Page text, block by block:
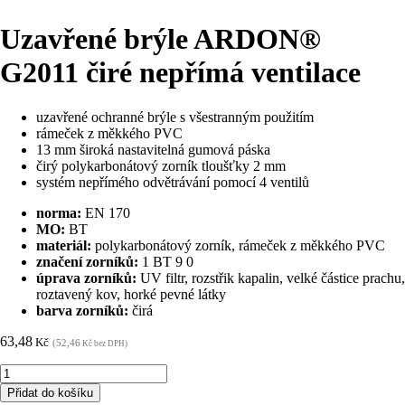
Uzavřené brýle ARDON®
G2011 čiré nepřímá ventilace
uzavřené ochranné brýle s všestranným použitím
rámeček z měkkého PVC
13 mm široká nastavitelná gumová páska
čirý polykarbonátový zorník tloušťky 2 mm
systém nepřímého odvětrávání pomocí 4 ventilů
norma: EN 170
MO: BT
materiál: polykarbonátový zorník, rámeček z měkkého PVC
značení zorníků: 1 BT 9 0
úprava zorníků: UV filtr, rozstřik kapalin, velké částice prachu,
roztavený kov, horké pevné látky
barva zorníků: čirá
63,48 Kč (52,46 Kč bez DPH)
Uzavřené
brýle
Přidat do košíku